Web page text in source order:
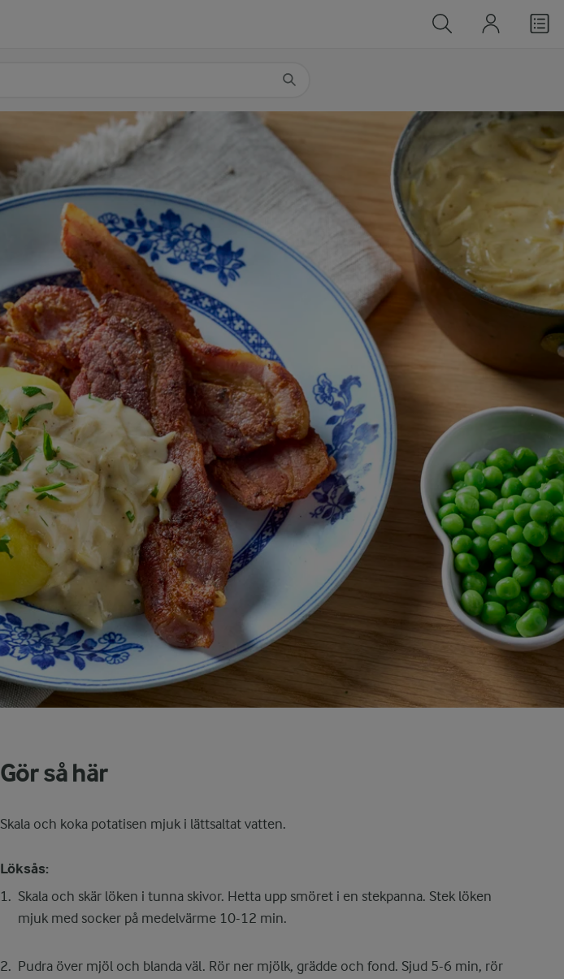
Gör så här
Skala och koka potatisen mjuk i lättsaltat vatten.
Löksås:
Skala och skär löken i tunna skivor. Hetta upp smöret i en stekpanna. Stek löken
mjuk med socker på medelvärme 10-12 min.
Pudra över mjöl och blanda väl. Rör ner mjölk, grädde och fond. Sjud 5-6 min, rör